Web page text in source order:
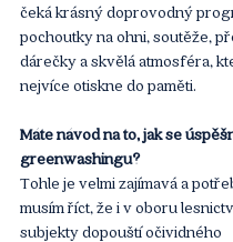
čeká krásný doprovodný
pochoutky na ohni, soutěže,
dárečky a skvělá atmosféra,
nejvíce otiskne do paměti.
Máte návod na to, jak se
greenwashingu?
Tohle je velmi zajímavá a
musím říct, že i v oboru
subjekty dopouští očividného